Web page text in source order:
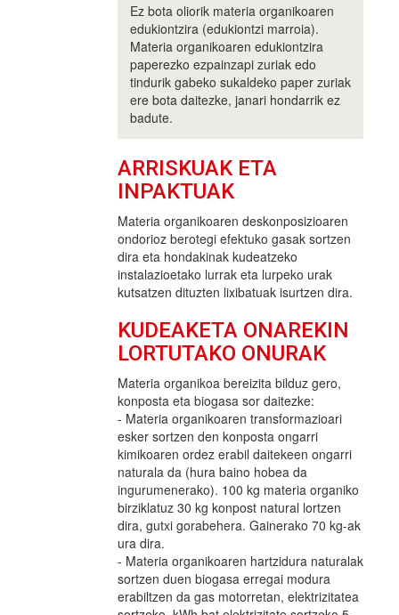
Ez bota oliorik materia organikoaren
edukiontzira (edukiontzi marroia).
Materia organikoaren edukiontzira
paperezko ezpainzapi zuriak edo
tindurik gabeko sukaldeko paper zuriak
ere bota daitezke, janari hondarrik ez
badute.
ARRISKUAK ETA
INPAKTUAK
Materia organikoaren deskonposizioaren
ondorioz berotegi efektuko gasak sortzen
dira eta hondakinak kudeatzeko
instalazioetako lurrak eta lurpeko urak
kutsatzen dituzten lixibatuak isurtzen dira.
KUDEAKETA ONAREKIN
LORTUTAKO ONURAK
Materia organikoa bereizita bilduz gero,
konposta eta biogasa sor daitezke:
- Materia organikoaren transformazioari
esker sortzen den konposta ongarri
kimikoaren ordez erabil daitekeen ongarri
naturala da (hura baino hobea da
ingurumenerako). 100 kg materia organiko
birziklatuz 30 kg konpost natural lortzen
dira, gutxi gorabehera. Gainerako 70 kg-ak
ura dira.
- Materia organikoaren hartzidura naturalak
sortzen duen biogasa erregai modura
erabiltzen da gas motorretan, elektrizitatea